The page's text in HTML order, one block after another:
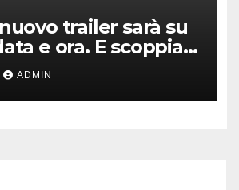
trailer sarà su
e ora. E scoppia
ADMIN